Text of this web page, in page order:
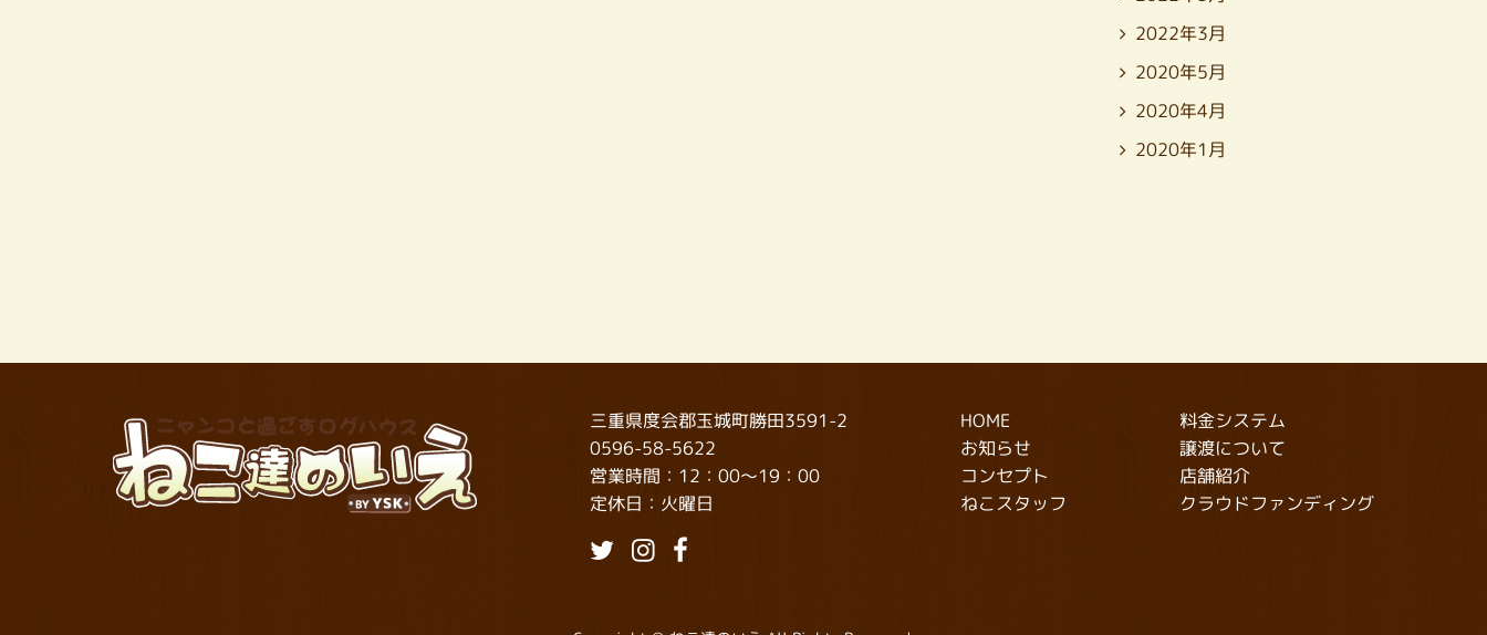
2022年3月
2020年5月
2020年4月
2020年1月
三重県度会郡玉城町勝田3591-2
0596-58-5622
営業時間：12：00～19：00
定休日：火曜日
HOME
お知らせ
コンセプト
ねこスタッフ
料金システム
譲渡について
店舗紹介
クラウドファンディング